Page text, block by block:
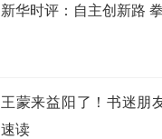
新华时评：自主创新路
王蒙来益阳了！书迷朋
速读